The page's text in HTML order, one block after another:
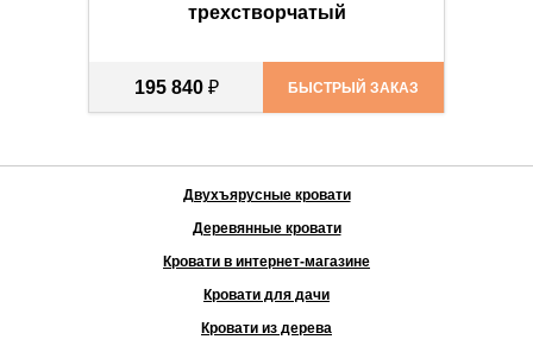
трехстворчатый
195 840 ₽ БЫСТРЫЙ ЗАКАЗ
Двухъярусные кровати
Деревянные кровати
Кровати в интернет-магазине
Кровати для дачи
Кровати из дерева